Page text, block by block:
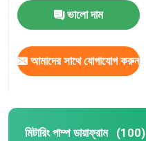
ভালো দাম
আমাদের সাথে যোগাযোগ করুন
মিটারিং পাম্প ডায়াফ্রাম (100)